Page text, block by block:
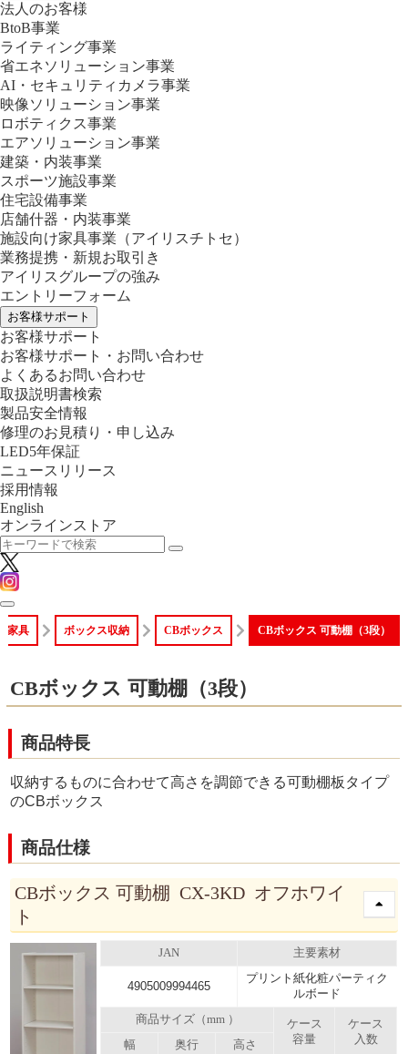
法人のお客様
BtoB事業
ライティング事業
省エネソリューション事業
AI・セキュリティカメラ事業
映像ソリューション事業
ロボティクス事業
エアソリューション事業
建築・内装事業
スポーツ施設事業
住宅設備事業
店舗什器・内装事業
施設向け家具事業 （アイリスチトセ）
業務提携・新規お取引き
アイリスグループの強み
エントリーフォーム
お客様サポート
お客様サポート
お客様サポート・お問い合わせ
よくあるお問い合わせ
取扱説明書検索
製品安全情報
修理のお見積り・申し込み
LED5年保証
ニュースリリース
採用情報
English
オンラインストア
家具 ボックス収納 CBボックス CBボックス 可動棚（3段）
CBボックス 可動棚（3段）
商品特長
収納するものに合わせて高さを調節できる可動棚板タイプ
のCBボックス
商品仕様
CBボックス 可動棚 CX-3KD オフホワイ
ト
JAN 主要素材
4905009994465
プリント紙化粧パーティク
ルボード
商品サイズ（mm ）
ケース
容量
ケース
入数
幅 奥行 高さ